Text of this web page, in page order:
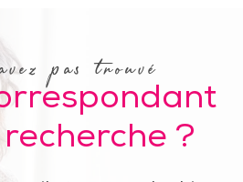
pas trouvé
?